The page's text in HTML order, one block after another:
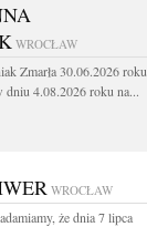
WROCŁAW
Zmarła 30.06.2026 roku
dniu 4.08.2026 roku na...
WROCŁAW
że dnia 7 lipca